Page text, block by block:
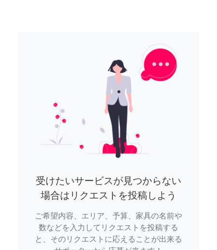
受けたいサービスが見つからない
場合はリクエストを投稿しよう
ご希望内容、エリア、予算、家具の名前や
数などを入力してリクエストを投稿する
と、そのリクエストに応えることが出来る